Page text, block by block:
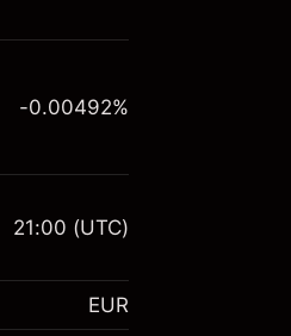
€1,000.00
-0.017307
-0.00492%
21:00 (UTC)
EUR